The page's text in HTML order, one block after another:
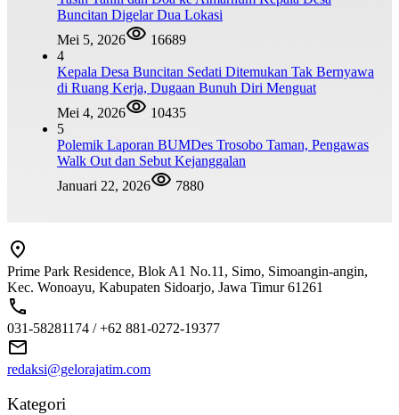
Buncitan Digelar Dua Lokasi
Mei 5, 2026
16689
4
Kepala Desa Buncitan Sedati Ditemukan Tak Bernyawa
di Ruang Kerja, Dugaan Bunuh Diri Menguat
Mei 4, 2026
10435
5
Polemik Laporan BUMDes Trosobo Taman, Pengawas
Walk Out dan Sebut Kejanggalan
Januari 22, 2026
7880
Prime Park Residence, Blok A1 No.11, Simo, Simoangin-angin,
Kec. Wonoayu, Kabupaten Sidoarjo, Jawa Timur 61261
031-58281174 / +62 881-0272-19377
redaksi@gelorajatim.com
Kategori